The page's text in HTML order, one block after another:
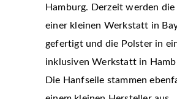
Hamburg. Derzeit werden
einer kleinen Werkstatt in
gefertigt und die Polster in
inklusiven Werkstatt in
Die Hanfseile stammen